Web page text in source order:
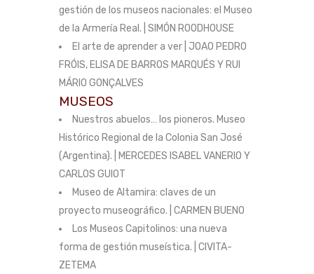
gestión de los museos nacionales: el Museo
de la Armería Real. | SIMÓN ROODHOUSE
El arte de aprender a ver | JOAO PEDRO
FRÓIS, ELISA DE BARROS MARQUÉS Y RUI
MÁRIO GONÇALVES
MUSEOS
Nuestros abuelos… los pioneros. Museo
Histórico Regional de la Colonia San José
(Argentina). | MERCEDES ISABEL VANERIO Y
CARLOS GUIOT
Museo de Altamira: claves de un
proyecto museográfico. | CARMEN BUENO
Los Museos Capitolinos: una nueva
forma de gestión museística. | CIVITA-
ZETEMA